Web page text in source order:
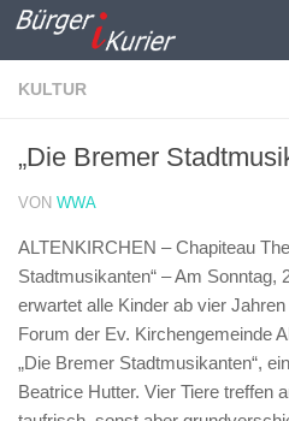
Zum Inhalt springen
KULTUR
„Die Bremer
VON WWA
ALTENKIRCHEN – Chapiteau
Stadtmusikanten“ –Am Sonntag,
erwartet alle Kinder ab vier
Forum der Ev. Kirchengemeinde
„Die Bremer Stadtmusikanten“,
Beatrice Hutter. Vier Tiere treffen